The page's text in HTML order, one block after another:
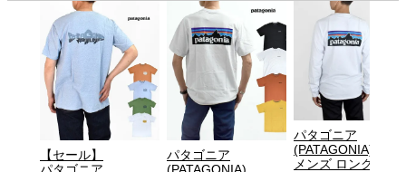
【セール】
パタゴニア
パタゴニア
(PATAGONIA)
メンズ ロングスリ